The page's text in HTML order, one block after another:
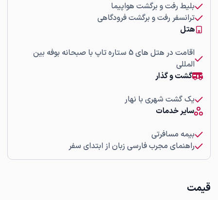
بلیط رفت و برگشت هواپیما
ترانسفر رفت و برگشت فرودگاهی
هتل
اقامت در هتل های 5 ستاره تاپ با صبحانه بوفه بین
المللی
گشت و گذار
یک گشت شهری با نهار
سایر خدمات
بیمه مسافرتی
راهنمای مجرب فارسی زبان از ابتدای سفر
قیمت